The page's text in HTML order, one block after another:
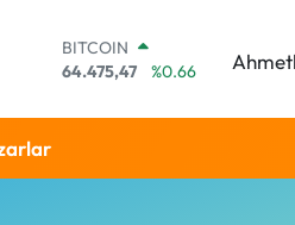
BITCOIN
64.475,47
%0.66
47,5971
%0.05